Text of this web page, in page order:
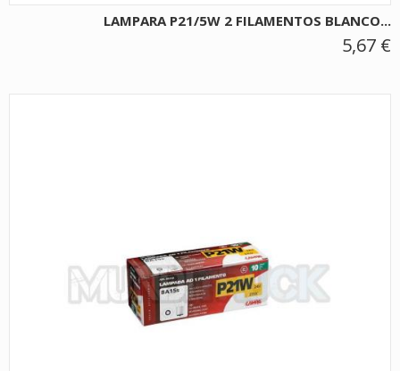
LAMPARA P21/5W 2 FILAMENTOS BLANCO...
5,67 €